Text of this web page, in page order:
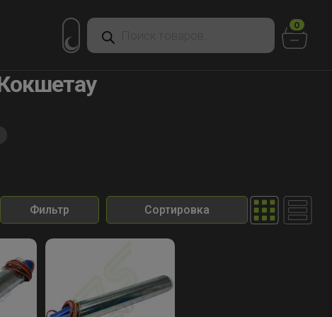
Поиск
товаров
0
Фильтр Сортировка